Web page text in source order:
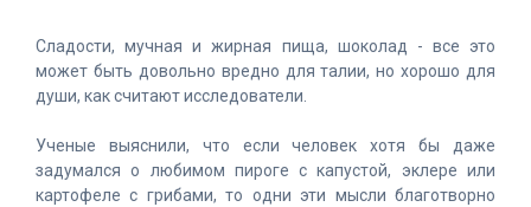
Сладости, мучная и жирная пища, шоколад - все это
может быть довольно вредно для талии, но хорошо для
души, как считают исследователи.
Ученые выяснили, что если человек хотя бы даже
задумался о любимом пироге с капустой, эклере или
картофеле с грибами, то одни эти мысли благотворно